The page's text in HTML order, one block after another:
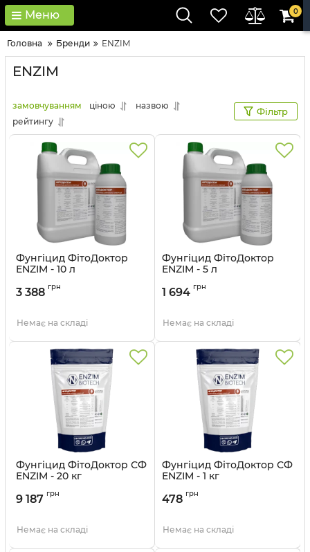
Меню 0
Головна Бренди ENZIM
ENZIM
замовчуванням ціною
назвою
рейтингу
Фільтр
Фунгіцид ФітоДоктор
ENZIM - 10 л
3 388 грн
Немає на складі
Фунгіцид ФітоДоктор
ENZIM - 5 л
1 694 грн
Немає на складі
Фунгіцид ФітоДоктор СФ
ENZIM - 20 кг
9 187 грн
Немає на складі
Фунгіцид ФітоДоктор СФ
ENZIM - 1 кг
478 грн
Немає на складі